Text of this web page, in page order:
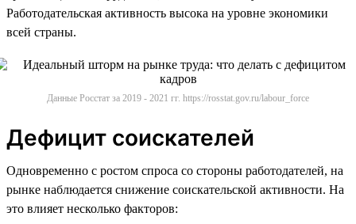
Работодательская активность высока на уровне экономики
всей страны.
Данные Росстат за 2019 - 2021 гг. https://rosstat.gov.ru/labour_force
Дефицит соискателей
Одновременно с ростом спроса со стороны работодателей, на
рынке наблюдается снижение соискательской активности. На
это влияет несколько факторов: